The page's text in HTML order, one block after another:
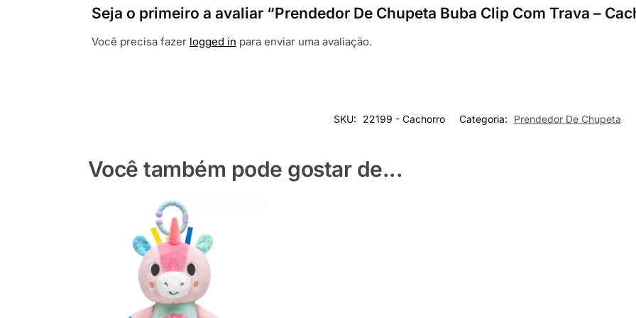
Seja o primeiro a avaliar “Prendedor De Chupeta Buba Clip Com Trava –
Você precisa fazer logged in para enviar uma avaliação.
SKU: 22199 - Cachorro Categoria: Prendedor De Chupeta
Você também pode gostar de...